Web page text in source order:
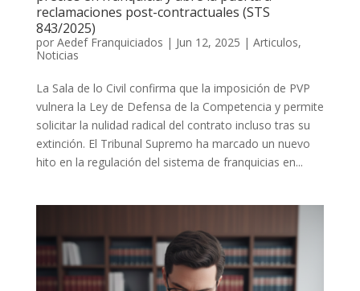
reclamaciones post-contractuales (STS
843/2025)
por Aedef Franquiciados | Jun 12, 2025 | Articulos,
Noticias
La Sala de lo Civil confirma que la imposición de PVP
vulnera la Ley de Defensa de la Competencia y permite
solicitar la nulidad radical del contrato incluso tras su
extinción. El Tribunal Supremo ha marcado un nuevo
hito en la regulación del sistema de franquicias en...